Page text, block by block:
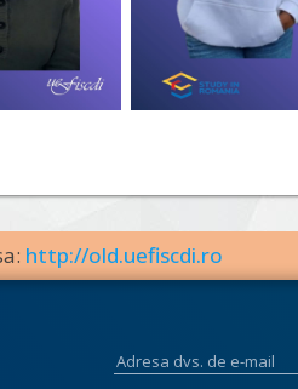
http://old.uefiscdi.ro